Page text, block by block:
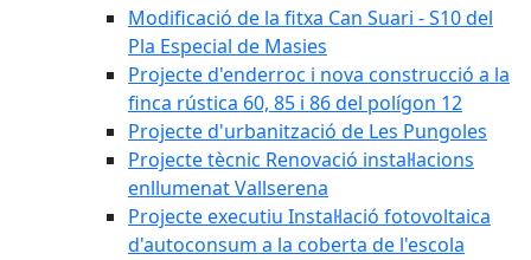
Modificació de la fitxa Can Suari - S10 del
Pla Especial de Masies
Projecte d'enderroc i nova construcció a la
finca rústica 60, 85 i 86 del polígon 12
Projecte d'urbanització de Les Pungoles
Projecte tècnic Renovació instal·lacions
enllumenat Vallserena
Projecte executiu Instal·lació fotovoltaica
d'autoconsum a la coberta de l'escola